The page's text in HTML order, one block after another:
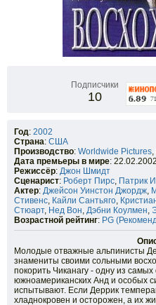
Подписчики
10
Год: 2002
Страна: США
Производство: Worldwide Pictures,
Дата премьеры в мире: 22.02.2002
Режиссёр: Джон Шмидт
Сценарист: Роберт Пирс, Патрик
Актер: Джейсон Уинстон Джордж,
Стивенс, Кайли Сантьяго,
Стюарт, Нед Вон, Дэбни Коулмен,
Возрастной рейтинг: PG
Молодые отважные альпинисты
знамениты своими сольными
покорить Чиканагу - одну из
южноамериканских Анд и особых
испытывают. Если Деррик
хладнокровен и осторожен, а их